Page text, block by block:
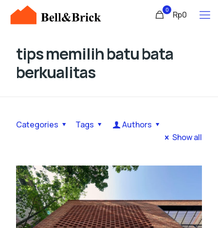
0 Rp0
tips memilih batu bata
berkualitas
Categories Tags
Authors
Show all